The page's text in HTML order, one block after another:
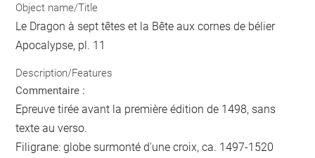
Object name/Title
Le Dragon à sept têtes et la Bête aux cornes de bélier
Apocalypse, pl. 11
Description/Features
Commentaire :
Epreuve tirée avant la première édition de 1498, sans
texte au verso.
Filigrane: globe surmonté d'une croix, ca. 1497-1520